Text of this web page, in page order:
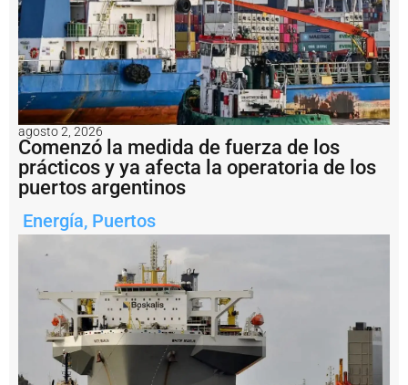
a
h
i
s
t
o
ri
a
d
e
n
o
agosto 2, 2026
Comenzó la medida de fuerza de los
prácticos y ya afecta la operatoria de los
puertos argentinos
Energía, Puertos